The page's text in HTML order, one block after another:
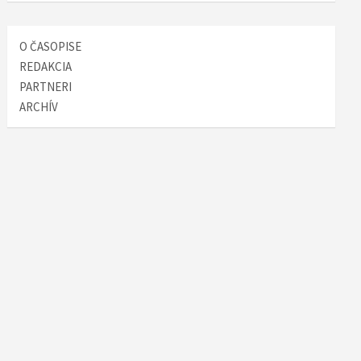
O ČASOPISE
REDAKCIA
PARTNERI
ARCHÍV